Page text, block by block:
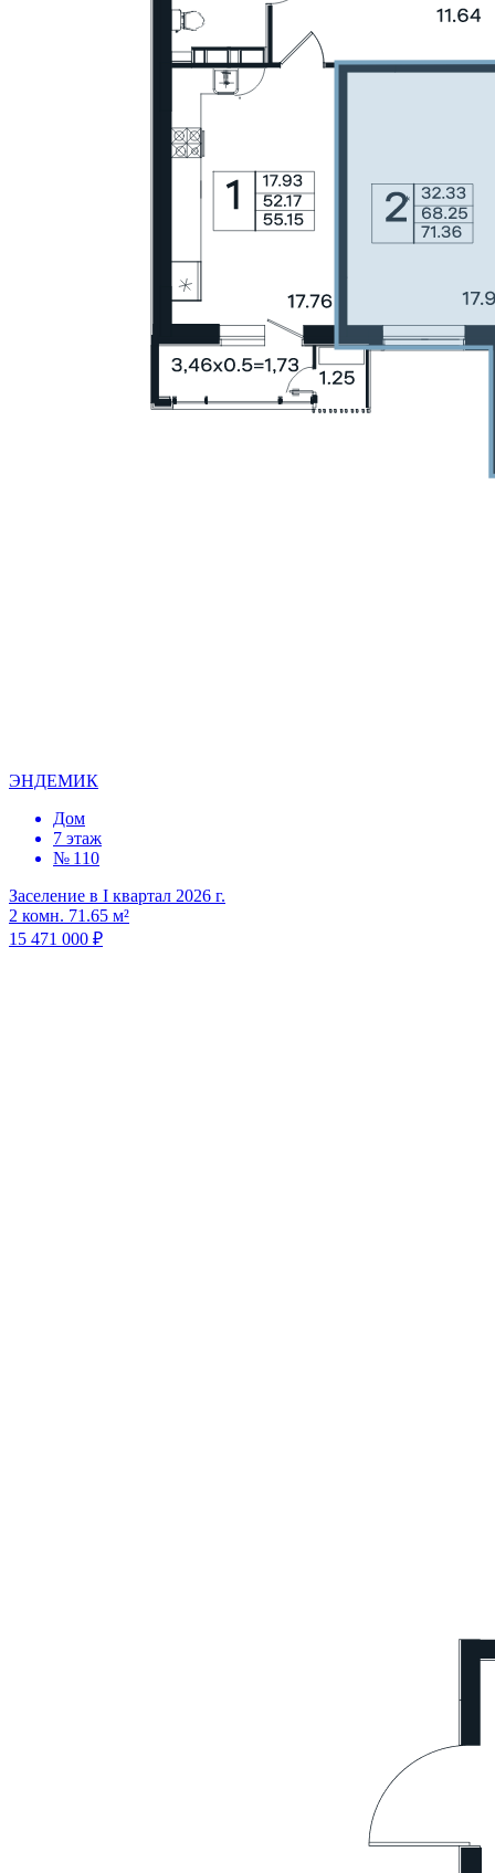
ЭНДЕМИК
Дом
7 этаж
№ 110
Заселение в I квартал 2026 г.
2 комн. 71.65 м²
15 471 000 ₽